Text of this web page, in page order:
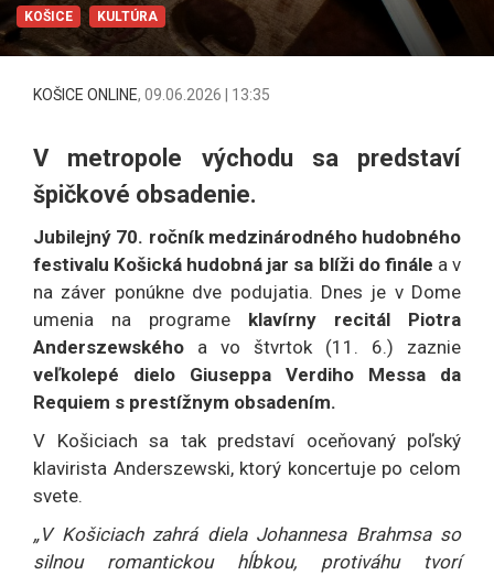
KOŠICE KULTÚRA
KOŠICE ONLINE, 09.06.2026 | 13:35
V metropole východu sa predstaví
špičkové obsadenie.
Jubilejný 70. ročník medzinárodného hudobného
festivalu Košická hudobná jar sa blíži do finále a v
na záver ponúkne dve podujatia. Dnes je v Dome
umenia na programe klavírny recitál Piotra
Anderszewského a vo štvrtok (11. 6.) zaznie
veľkolepé dielo Giuseppa Verdiho Messa da
Requiem s prestížnym obsadením.
V Košiciach sa tak predstaví oceňovaný poľský
klavirista Anderszewski, ktorý koncertuje po celom
svete.
„V Košiciach zahrá diela Johannesa Brahmsa so
silnou romantickou hĺbkou, protiváhu tvorí